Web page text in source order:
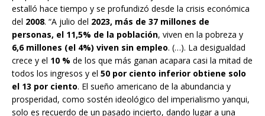
estalló hace tiempo y se profundizó desde la crisis económica
del 2008. “A julio del 2023, más de 37 millones de
personas, el 11,5% de la población, viven en la pobreza y
6,6 millones (el 4%) viven sin empleo. (…). La desigualdad
crece y el 10 % de los que más ganan acapara casi la mitad de
todos los ingresos y el 50 por ciento inferior obtiene solo
el 13 por ciento. El sueño americano de la abundancia y
prosperidad, como sostén ideológico del imperialismo yanqui,
solo es recuerdo de un pasado incierto, dando lugar a una